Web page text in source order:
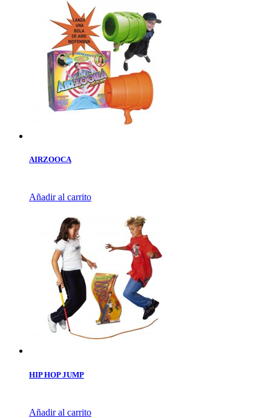
AIRZOOCA
Añadir al carrito
HIP HOP JUMP
Añadir al carrito